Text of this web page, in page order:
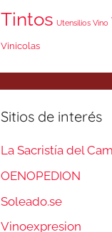
Tintos Utensilios Vino
Vinicolas
Sitios de interés
La Sacristía del
OENOPEDION
Soleado.se
Vinoexpresion